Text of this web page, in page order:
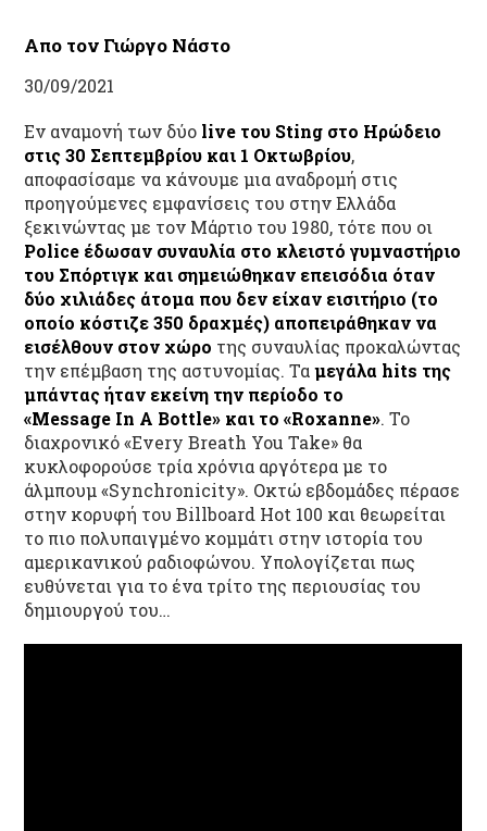
Απο τον Γιώργο Νάστο
30/09/2021
Εν αναμονή των δύο live του Sting στο Ηρώδειο
στις 30 Σεπτεμβρίου και 1 Οκτωβρίου,
αποφασίσαμε να κάνουμε μια αναδρομή στις
προηγούμενες εμφανίσεις του στην Ελλάδα
ξεκινώντας με τον Μάρτιο του 1980, τότε που οι
Police έδωσαν συναυλία στο κλειστό γυμναστήριο
του Σπόρτιγκ και σημειώθηκαν επεισόδια όταν
δύο χιλιάδες άτομα που δεν είχαν εισιτήριο (το
οποίο κόστιζε 350 δραχμές) αποπειράθηκαν να
εισέλθουν στον χώρο της συναυλίας προκαλώντας
την επέμβαση της αστυνομίας. Ταμεγάλα hits της
μπάντας ήταν εκείνη την περίοδο το
«Message In A Bottle» και το «Roxanne». Το
διαχρονικό «Every Breath You Take» θα
κυκλοφορούσε τρία χρόνια αργότερα με το
άλμπουμ «Synchronicity». Οκτώ εβδομάδες πέρασε
στην κορυφή του Billboard Hot 100 και θεωρείται
το πιο πολυπαιγμένο κομμάτι στην ιστορία του
αμερικανικού ραδιοφώνου. Υπολογίζεται πως
ευθύνεται για το ένα τρίτο της περιουσίας του
δημιουργού του…